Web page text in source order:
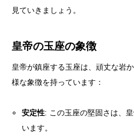
見ていきましょう。
皇帝の玉座の象徴
皇帝が鎮座する玉座は、頑丈な岩
様な象徴を持っています：
安定性: この玉座の堅固さは、
います。